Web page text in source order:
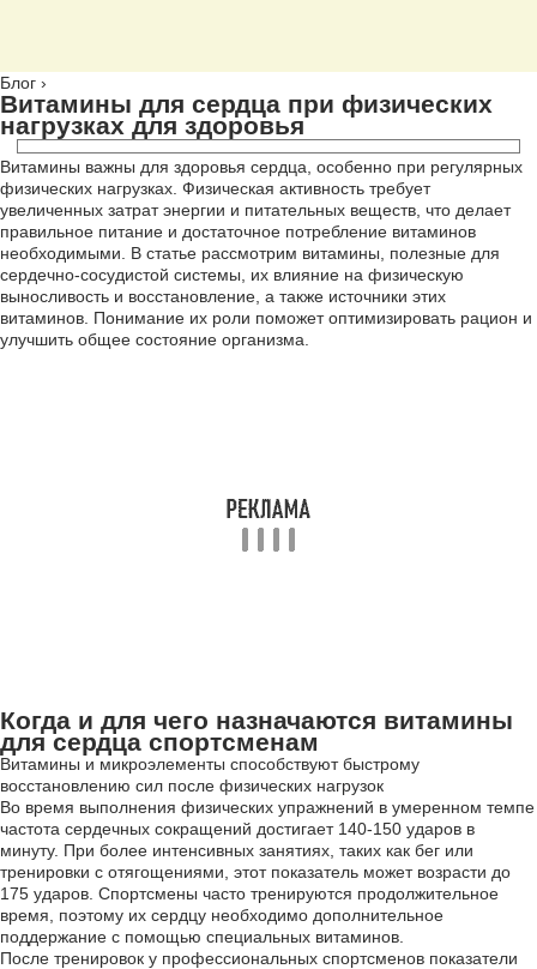
Блог ›
Витамины для сердца при физических
нагрузках для здоровья
Витамины важны для здоровья сердца, особенно при регулярных
физических нагрузках. Физическая активность требует
увеличенных затрат энергии и питательных веществ, что делает
правильное питание и достаточное потребление витаминов
необходимыми. В статье рассмотрим витамины, полезные для
сердечно-сосудистой системы, их влияние на физическую
выносливость и восстановление, а также источники этих
витаминов. Понимание их роли поможет оптимизировать рацион и
улучшить общее состояние организма.
Когда и для чего назначаются витамины
для сердца спортсменам
Витамины и микроэлементы способствуют быстрому
восстановлению сил после физических нагрузок
Во время выполнения физических упражнений в умеренном темпе
частота сердечных сокращений достигает 140-150 ударов в
минуту. При более интенсивных занятиях, таких как бег или
тренировки с отягощениями, этот показатель может возрасти до
175 ударов. Спортсмены часто тренируются продолжительное
время, поэтому их сердцу необходимо дополнительное
поддержание с помощью специальных витаминов.
После тренировок у профессиональных спортсменов показатели